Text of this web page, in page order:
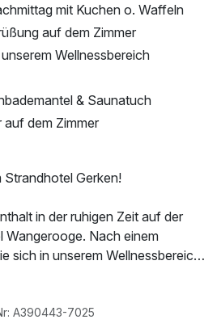
mit Kuchen o. Waffeln
auf dem Zimmer
Wellnessbereich
& Saunatuch
auf dem Zimmer
Strandhotel Gerken!
in der ruhigen Zeit auf der
Wangerooge. Nach einem
sich in unserem Wellnessbereich
und Dampfbad auf, oder
mit heißen Waffeln in
auf das Meer ist von hier
Saunabenutzung, Saunatuch,
A390443-7025